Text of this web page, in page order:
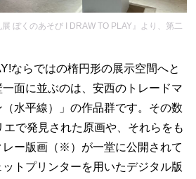
ぼくのあそび I DRAW TO PLAY』より、第二
ならではの楕円形の展示空間へと
面に並ぶのは、安西のトレードマ
水平線）」の作品群です。その数
で発見された原画や、それらをも
レー版画（※）が一堂に公開されて
トプリンターを用いたデジタル版